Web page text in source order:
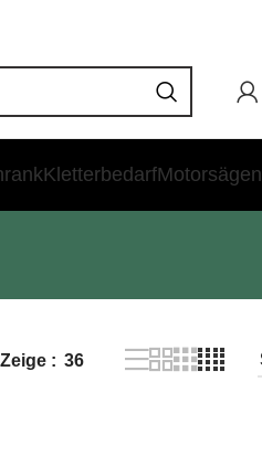
KletterbedarfMotorsägen
Zeige 36